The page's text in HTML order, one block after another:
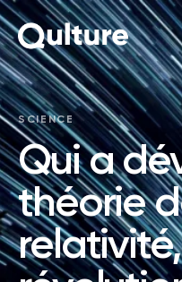
SCIENCE
Qui a
théorie
relativité,